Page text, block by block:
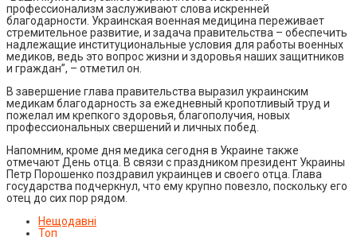
профессионализм заслуживают слова искренней
благодарности. Украинская военная медицина переживает
стремительное развитие, и задача правительства – обеспечить
надлежащие институциональные условия для работы военных
медиков, ведь это вопрос жизни и здоровья наших защитников
и граждан”, – отметил он.
В завершение глава правительства выразил украинским
медикам благодарность за ежедневный кропотливый труд и
пожелал им крепкого здоровья, благополучия, новых
профессиональных свершений и личных побед.
Напомним, кроме дня медика сегодня в Украине также
отмечают День отца. В связи с праздником президент Украины
Петр Порошенко поздравил украинцев и своего отца. Глава
государства подчеркнул, что ему крупно повезло, поскольку его
отец до сих пор рядом.
Нещодавні
Топ